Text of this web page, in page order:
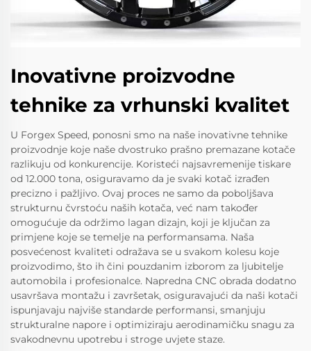
Inovativne proizvodne
tehnike za vrhunski kvalitet
U Forgex Speed, ponosni smo na naše inovativne tehnike
proizvodnje koje naše dvostruko prašno premazane kotače
razlikuju od konkurencije. Koristeći najsavremenije tiskare
od 12.000 tona, osiguravamo da je svaki kotač izrađen
precizno i pažljivo. Ovaj proces ne samo da poboljšava
strukturnu čvrstoću naših kotača, već nam također
omogućuje da održimo lagan dizajn, koji je ključan za
primjene koje se temelje na performansama. Naša
posvećenost kvaliteti odražava se u svakom kolesu koje
proizvodimo, što ih čini pouzdanim izborom za ljubitelje
automobila i profesionalce. Napredna CNC obrada dodatno
usavršava montažu i završetak, osiguravajući da naši kotači
ispunjavaju najviše standarde performansi, smanjuju
strukturalne napore i optimiziraju aerodinamičku snagu za
svakodnevnu upotrebu i stroge uvjete staze.